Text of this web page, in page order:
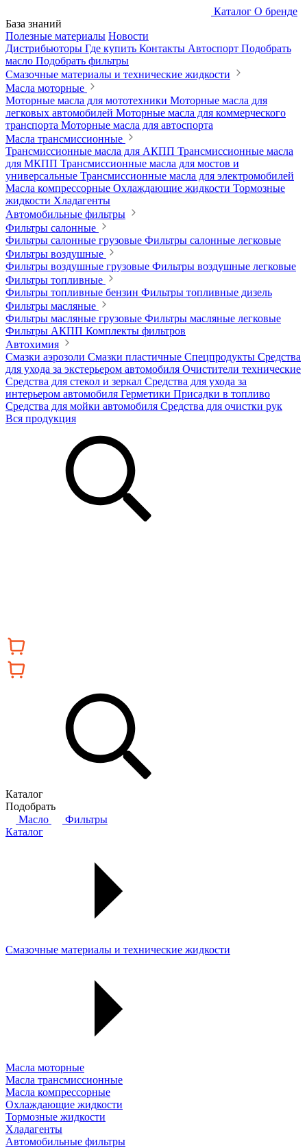
Каталог О бренде
База знаний
Полезные материалы Новости
Дистрибьюторы Где купить Контакты Автоспорт Подобрать
масло Подобрать фильтры
Смазочные материалы и технические жидкости
Масла моторные
Моторные масла для мототехники Моторные масла для
легковых автомобилей Моторные масла для коммерческого
транспорта Моторные масла для автоспорта
Масла трансмиссионные
Трансмиссионные масла для АКПП Трансмиссионные масла
для МКПП Трансмиссионные масла для мостов и
универсальные Трансмиссионные масла для электромобилей
Масла компрессорные Охлаждающие жидкости Тормозные
жидкости Хладагенты
Автомобильные фильтры
Фильтры салонные
Фильтры салонные грузовые Фильтры салонные легковые
Фильтры воздушные
Фильтры воздушные грузовые Фильтры воздушные легковые
Фильтры топливные
Фильтры топливные бензин Фильтры топливные дизель
Фильтры масляные
Фильтры масляные грузовые Фильтры масляные легковые
Фильтры АКПП Комплекты фильтров
Автохимия
Смазки аэрозоли Смазки пластичные Спецпродукты Средства
для ухода за экстерьером автомобиля Очистители технические
Средства для стекол и зеркал Средства для ухода за
интерьером автомобиля Герметики Присадки в топливо
Средства для мойки автомобиля Средства для очистки рук
Вся продукция
Каталог
Подобрать
Масло
Фильтры
Каталог
Смазочные материалы и технические жидкости
Масла моторные
Масла трансмиссионные
Масла компрессорные
Охлаждающие жидкости
Тормозные жидкости
Хладагенты
Автомобильные фильтры